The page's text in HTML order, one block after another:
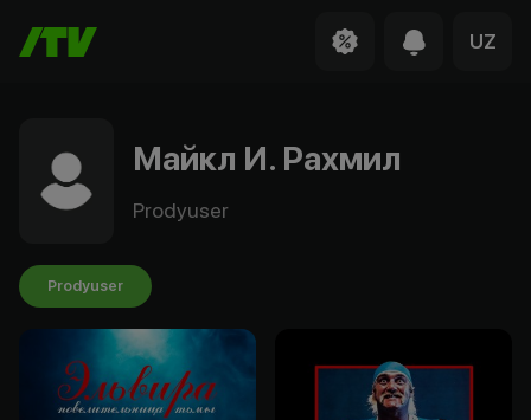
UZ
Майкл И. Рахмил
Prodyuser
Prodyuser